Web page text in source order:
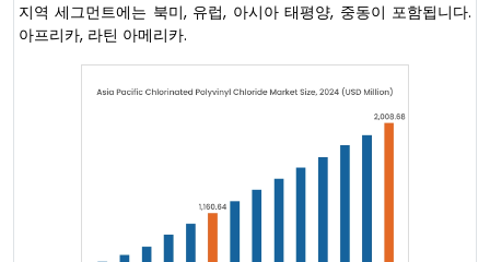
지역 세그먼트에는 북미, 유럽, 아시아 태평양, 중동이 포함됩니다.
아프리카, 라틴 아메리카.